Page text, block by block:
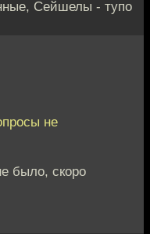
Сейшелы - тупо
не
было, скоро